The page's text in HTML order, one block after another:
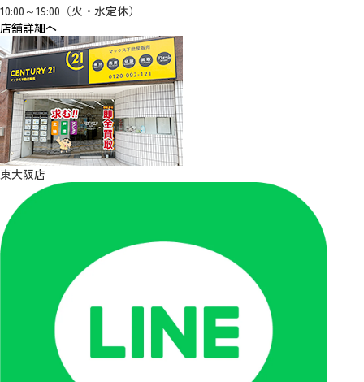
10:00～19:00（火・水定休）
店舗詳細へ
東大阪店